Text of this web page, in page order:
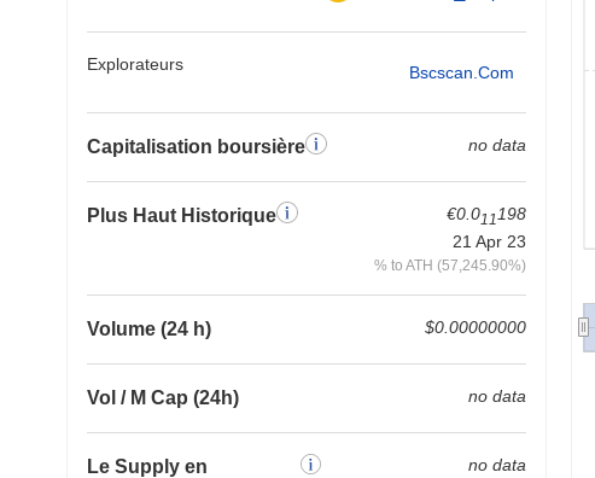
Explorateurs Bscscan.com
Capitalisation boursière no data
Plus Haut Historique €0.011 198
21 Apr 23
% to ATH (57,245.90%)
Volume (24 h) $0.00000000
Vol / M Cap (24h) no data
Le Supply en
no data